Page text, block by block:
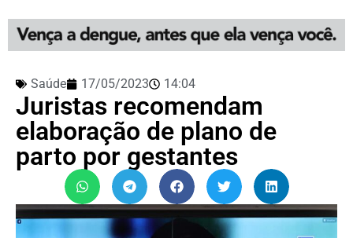
Saúde 17/05/2023 14:04
Juristas recomendam
elaboração de plano de
parto por gestantes